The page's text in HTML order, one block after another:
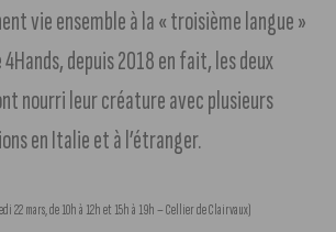
vie ensemble à la « troisième langue »
depuis 2018 en fait, les deux
nourri leur créature avec plusieurs
en Italie et à l’étranger.
22 mars, de 10h à 12h et 15h à 19h – Cellier de Clairvaux)